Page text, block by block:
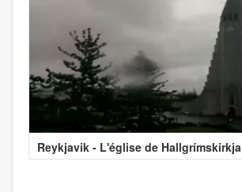
Reykjavik - L'église de Hallgrímskirkja